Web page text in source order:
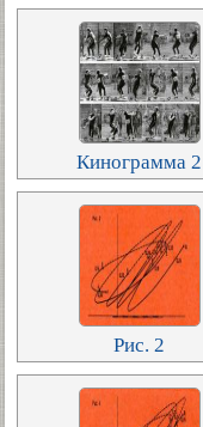
Кинограмма 2
Рис. 2